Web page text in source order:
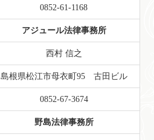
0852-61-1168
アジュール法律事務所
西村 信之
島根県松江市母衣町95 古田ビル
0852-67-3674
野島法律事務所